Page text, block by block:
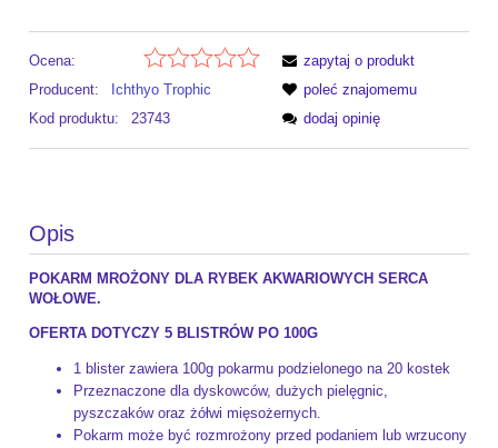
Ocena:
Producent:
Ichthyo Trophic
Kod produktu:
23743
zapytaj o produkt
poleć znajomemu
dodaj opinię
Opis
POKARM MROŻONY DLA RYBEK AKWARIOWYCH SERCA
WOŁOWE.
OFERTA DOTYCZY 5 BLISTRÓW PO 100G
1 blister zawiera 100g pokarmu podzielonego na 20 kostek
Przeznaczone dla dyskowców, dużych pielęgnic,
pyszczaków oraz żółwi mięsożernych.
Pokarm może być rozmrożony przed podaniem lub wrzucony